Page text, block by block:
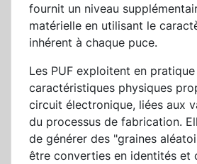
fournit un niveau
matérielle en utilisant le
inhérent à chaque puce.
Les PUF exploitent en
caractéristiques physiques
circuit électronique, liées aux
du processus de fabrication.
de générer des "graines
être converties en identités et